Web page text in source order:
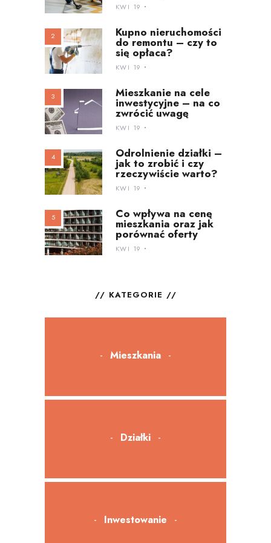
KWI 19
Kupno nieruchomości
do remontu – czy to
się opłaca?
KWI 19
Mieszkanie na cele
inwestycyjne – na co
zwrócić uwagę
KWI 19
Odrolnienie działki –
jak to zrobić i czy
rzeczywiście warto?
KWI 19
Co wpływa na cenę
mieszkania oraz jak
porównać oferty
KWI 19
KATEGORIE
Mieszkania
Działki
Inwestowanie